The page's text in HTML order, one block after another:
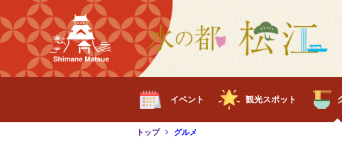
イベント 観光スポット
トップ グルメ